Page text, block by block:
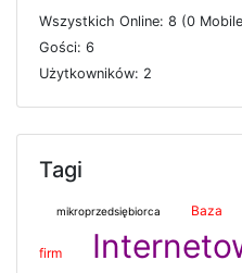
Wszystkich Online: 8 (0 Mobil
Gości: 6
Użytkowników: 2
Tagi
mikroprzedsiębiorca Baza
firm